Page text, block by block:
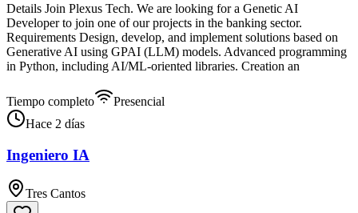
Details Join Plexus Tech. We are looking for a Genetic AI
Developer to join one of our projects in the banking sector.
Requirements Design, develop, and implement solutions based on
Generative AI using GPAI (LLM) models. Advanced programming
in Python, including AI/ML-oriented libraries. Creation an
Tiempo completo
Presencial
Hace 2 días
Ingeniero IA
Tres Cantos